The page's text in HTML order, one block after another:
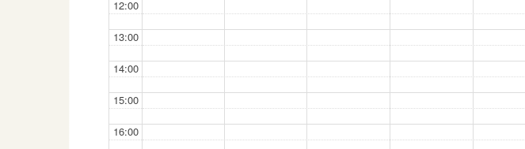
12:00
13:00
14:00
15:00
16:00